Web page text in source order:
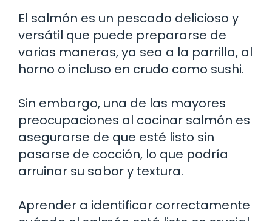
El salmón es un pescado delicioso y
versátil que puede prepararse de
varias maneras, ya sea a la parrilla, al
horno o incluso en crudo como sushi.
Sin embargo, una de las mayores
preocupaciones al cocinar salmón es
asegurarse de que esté listo sin
pasarse de cocción, lo que podría
arruinar su sabor y textura.
Aprender a identificar correctamente